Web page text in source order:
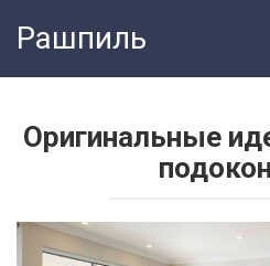
Рашпиль
Оригинальные